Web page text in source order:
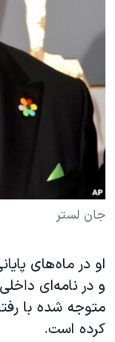
جان لستر
و در نامه‌ای
متوجه شده با
کرده است.